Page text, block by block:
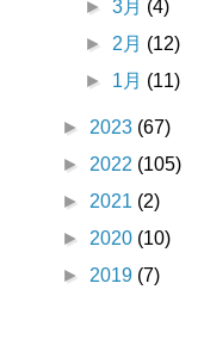
►3月 (4)
► 2月 (12)
► 1月 (11)
► 2023 (67)
► 2022 (105)
► 2021 (2)
► 2020 (10)
► 2019 (7)